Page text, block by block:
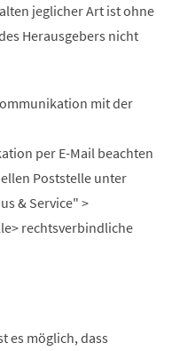
jeglicher Art ist ohne
Herausgebers nicht
mit der
per E-Mail beachten
Poststelle unter
& Service" >
rechtsverbindliche
es möglich, dass